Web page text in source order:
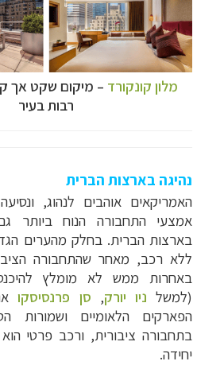
מלון קונקורד – מיקום שקט אך
רבות בעיר
נהיגה בארצות הברית
האמריקאים אוהבים לנהוג,
אמצעי התחבורה הנוח ביותר
בארצות הברית. בחלק מהערים
ללא רכב, מאחר שהתחבורה
באחרות ממש לא מומלץ
(למשל ניו יורק, סן פרנסיסקו
הפארקים הלאומיים ושמורות
בתחבורה ציבורית, ורכב פרטי
יחידה.